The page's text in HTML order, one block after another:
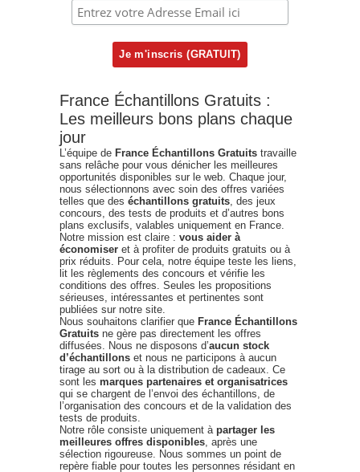
France Échantillons Gratuits :
Les meilleurs bons plans chaque
jour
L’équipe de France Échantillons Gratuits travaille
sans relâche pour vous dénicher les meilleures
opportunités disponibles sur le web. Chaque jour,
nous sélectionnons avec soin des offres variées
telles que des échantillons gratuits , des jeux
concours, des tests de produits et d’autres bons
plans exclusifs, valables uniquement en France.
Notre mission est claire : vous aider à
économiser et à profiter de produits gratuits ou à
prix réduits. Pour cela, notre équipe teste les liens,
lit les règlements des concours et vérifie les
conditions des offres. Seules les propositions
sérieuses, intéressantes et pertinentes sont
publiées sur notre site.
Nous souhaitons clarifier que France Échantillons
Gratuits ne gère pas directement les offres
diffusées. Nous ne disposons d’aucun stock
d’échantillons et nous ne participons à aucun
tirage au sort ou à la distribution de cadeaux. Ce
sont les marques partenaires et organisatrices
qui se chargent de l’envoi des échantillons, de
l’organisation des concours et de la validation des
tests de produits.
Notre rôle consiste uniquement à partager les
meilleures offres disponibles , après une
sélection rigoureuse. Nous sommes un point de
repère fiable pour toutes les personnes résidant en